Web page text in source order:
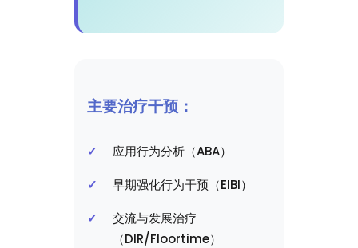
主要治疗干预：
应用行为分析（ABA）
早期强化行为干预（EIBI）
交流与发展治疗
（DIR/Floortime）